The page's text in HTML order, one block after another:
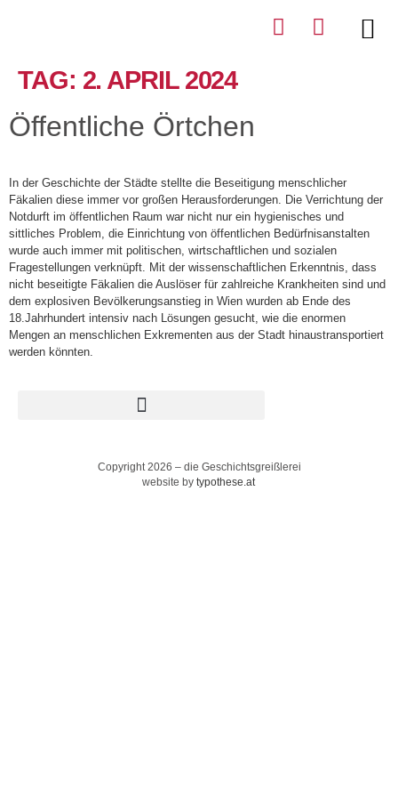
TAG: 2. APRIL 2024
Öffentliche Örtchen
In der Geschichte der Städte stellte die Beseitigung menschlicher
Fäkalien diese immer vor großen Herausforderungen. Die Verrichtung der
Notdurft im öffentlichen Raum war nicht nur ein hygienisches und
sittliches Problem, die Einrichtung von öffentlichen Bedürfnisanstalten
wurde auch immer mit politischen, wirtschaftlichen und sozialen
Fragestellungen verknüpft. Mit der wissenschaftlichen Erkenntnis, dass
nicht beseitigte Fäkalien die Auslöser für zahlreiche Krankheiten sind und
dem explosiven Bevölkerungsanstieg in Wien wurden ab Ende des
18.Jahrhundert intensiv nach Lösungen gesucht, wie die enormen
Mengen an menschlichen Exkrementen aus der Stadt hinaustransportiert
werden könnten.
Copyright 2026 – die Geschichtsgreißlerei
website bytypothese.at